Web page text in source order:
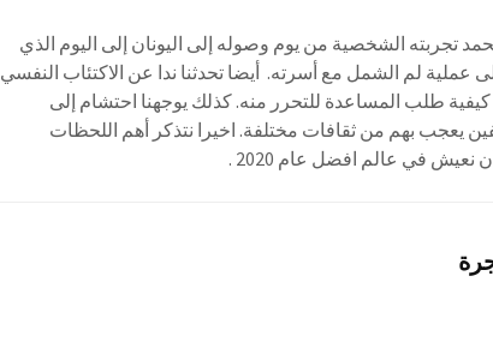
تجربته الشخصية من يوم وصوله إلى اليونان إلى اليوم الذي
عملية لم الشمل مع أسرته. أيضا تحدثنا ندا عن الاكتئاب النفسي
طلب المساعدة للتحرر منه. كذلك يوجهنا احتشام إلى
يعجب بهم من ثقافات مختلفة. اخيرا نتذكر أهم اللحظات